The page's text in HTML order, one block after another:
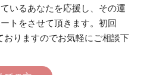
いるあなたを応援し、その運
トをさせて頂きます。初回
りますのでお気軽にご相談下